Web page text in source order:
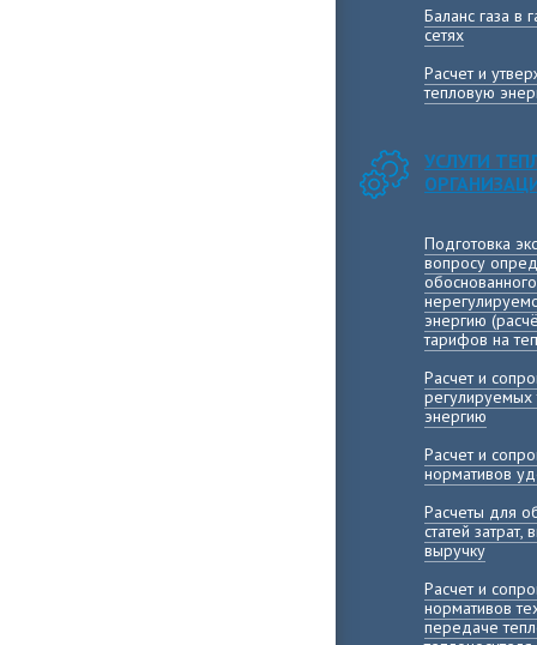
Баланс газа в
сетях
Расчет и
тепловую
УСЛУГИ
Подготовка
вопросу
энергию
тарифов на
Расчет и
энергию
Расчет и
нормативов
Расчеты для
статей
выручку
Расчет и
нормативов
передаче